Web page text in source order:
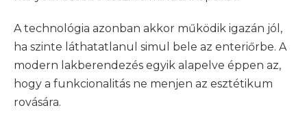
A technológia azonban akkor működik igazán jól,
ha szinte láthatatlanul simul bele az enteriőrbe. A
modern lakberendezés egyik alapelve éppen az,
hogy a funkcionalitás ne menjen az esztétikum
rovására.